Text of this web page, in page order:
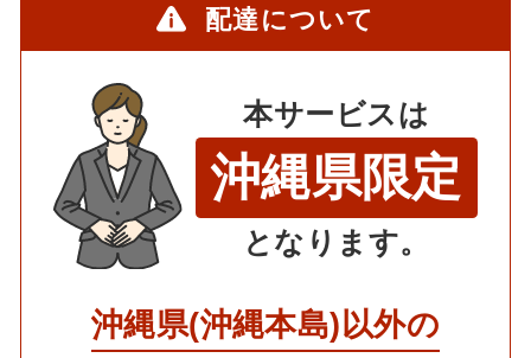
初めての方へ
レンタルの流れ
配達について
本サービスは
沖縄県限定
となります。
沖縄県(沖縄本島)以外の